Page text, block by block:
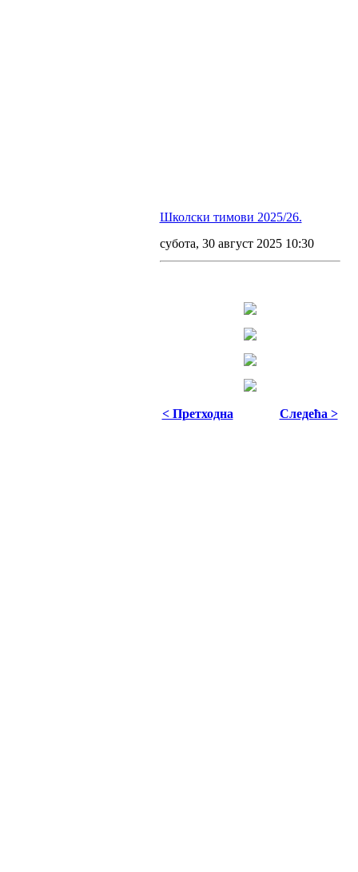
Школски тимови 2025/26.
субота, 30 август 2025 10:30
< Претходна Следећа >